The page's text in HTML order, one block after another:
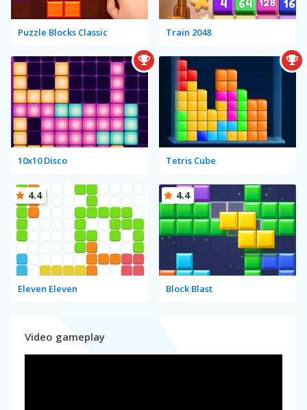
Puzzle Blocks Classic Train 2048
10x10 Disco Tetris Cube
Eleven Eleven
4.4
Block Blast
4.4
Video gameplay